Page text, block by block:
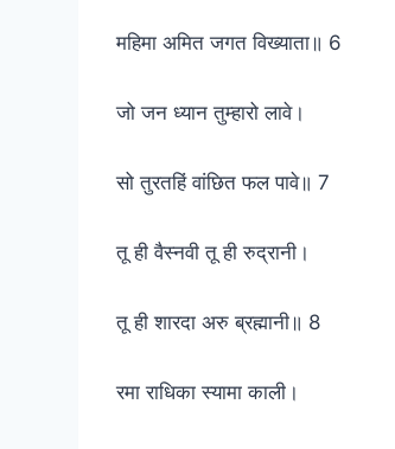
महिमा अमित जगत विख्याता॥ 6
जो जन ध्यान तुम्हारो लावे।
सो तुरतहिं वांछित फल पावे॥ 7
तू ही वैस्नवी तू ही रुद्रानी।
तू ही शारदा अरु ब्रह्मानी॥ 8
रमा राधिका स्यामा काली।